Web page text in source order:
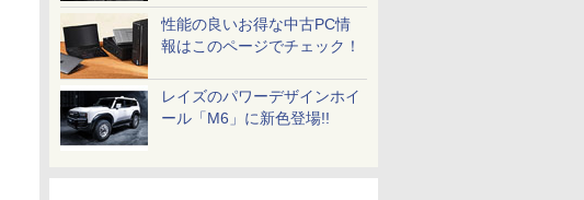
性能の良いお得な中古PC情
報はこのページでチェック！
レイズのパワーデザインホイ
ール「M6」に新色登場!!